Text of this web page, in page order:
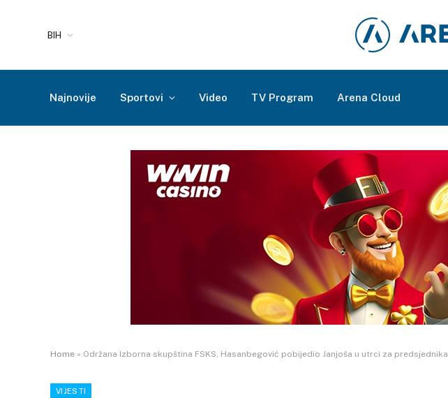
BIH
Najnovije Sportovi Video TV Program Arena Cloud
Home » Održana Izborna skupština FSKS, Hasanbegović pobijedio Janjoša u utrci za predsjednika
VIJESTI